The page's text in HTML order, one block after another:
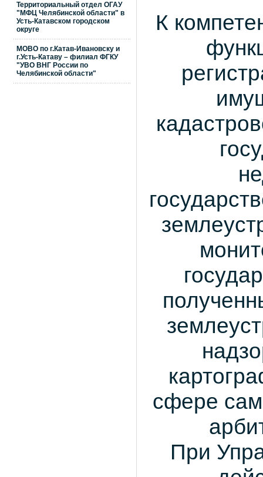
Территориальный отдел ОГАУ
"МФЦ Челябинской области" в
Усть-Катавском городском
округе
МОВО по г.Катав-Ивановску и
г.Усть-Катаву – филиал ФГКУ
"УВО ВНГ России по
Челябинской области"
К
сфере
При